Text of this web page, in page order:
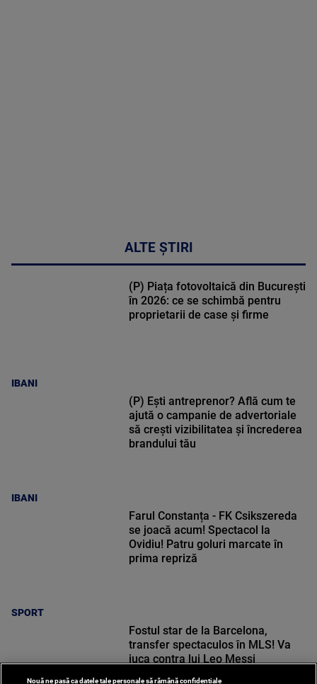
ALTE ȘTIRI
IBANI
(P) Piața fotovoltaică din București
în 2026: ce se schimbă pentru
proprietarii de case și firme
IBANI
(P) Ești antreprenor? Află cum te
ajută o campanie de advertoriale
să crești vizibilitatea și încrederea
brandului tău
SPORT
Farul Constanța - FK Csikszereda
se joacă acum! Spectacol la
Ovidiu! Patru goluri marcate în
prima repriză
Fostul star de la Barcelona,
transfer spectaculos în MLS! Va
juca contra lui Leo Messi
Nouă ne pasă ca datele tale personale să rămână confidențiale